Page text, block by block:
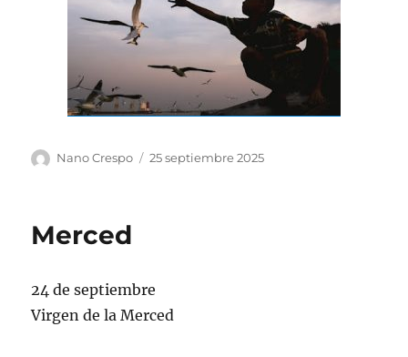
Autor
Nano Crespo
Publicado
25 septiembre 2025
Merced
24 de septiembre
Virgen de la Merced